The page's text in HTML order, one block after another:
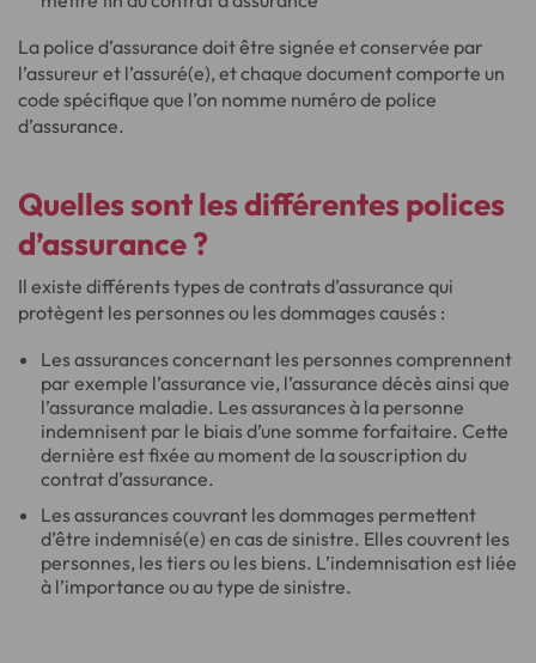
La police d’assurance doit être signée et conservée par
l’assureur et l’assuré(e), et chaque document comporte un
code spécifique que l’on nomme numéro de police
d’assurance.
Quelles sont les différentes polices
d’assurance ?
Il existe différents types de contrats d’assurance qui
protègent les personnes ou les dommages causés :
Les assurances concernant les personnes comprennent
par exemple l’assurance vie, l’assurance décès ainsi que
l’assurance maladie. Les assurances à la personne
indemnisent par le biais d’une somme forfaitaire. Cette
dernière est fixée au moment de la souscription du
contrat d’assurance.
Les assurances couvrant les dommages permettent
d’être indemnisé(e) en cas de sinistre. Elles couvrent les
personnes, les tiers ou les biens. L’indemnisation est liée
à l’importance ou au type de sinistre.